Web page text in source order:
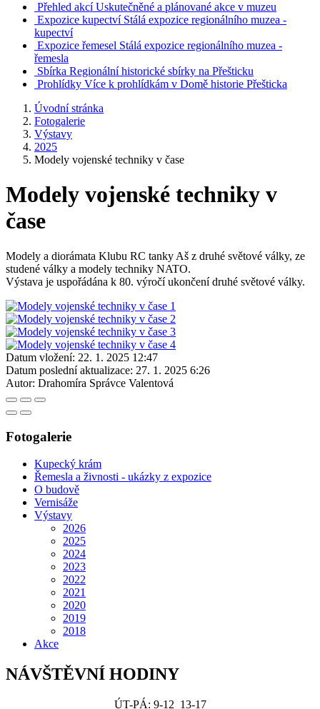
Přehled akcí Uskutečněné a plánované akce v muzeu
Expozice kupectví Stálá expozice regionálního muzea -
kupectví
Expozice řemesel Stálá expozice regionálního muzea -
řemesla
Sbírka Regionální historické sbírky na Přešticku
Prohlídky Více k prohlídkám v Domě historie Přešticka
Úvodní stránka
Fotogalerie
Výstavy
2025
Modely vojenské techniky v čase
Modely vojenské techniky v
čase
Modely a diorámata Klubu RC tanky Aš z druhé světové války, ze
studené války a modely techniky NATO.
Výstava je uspořádána k 80. výročí ukončení druhé světové války.
Datum vložení: 22. 1. 2025 12:47
Datum poslední aktualizace: 27. 1. 2025 6:26
Autor: Drahomíra Správce Valentová
Fotogalerie
Kupecký krám
Řemesla a živnosti - ukázky z expozice
O budově
Vernisáže
Výstavy
2026
2025
2024
2023
2022
2021
2020
2019
2018
Akce
NÁVŠTĚVNÍ HODINY
ÚT-PÁ: 9-12 13-17